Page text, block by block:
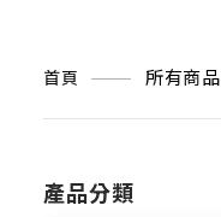
首頁 所有商品
產品分類